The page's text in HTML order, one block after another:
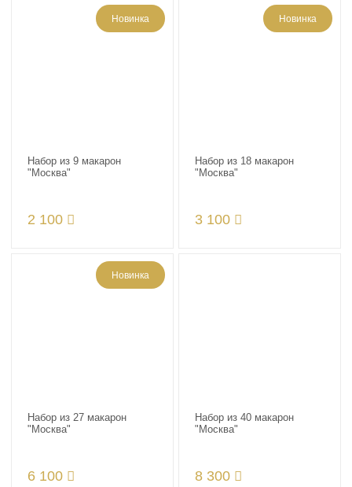
Новинка
Набор из 9 макарон
"Москва"
2 100
Новинка
Набор из 18 макарон
"Москва"
3 100
Новинка
Набор из 27 макарон
"Москва"
6 100
Набор из 40 макарон
"Москва"
8 300